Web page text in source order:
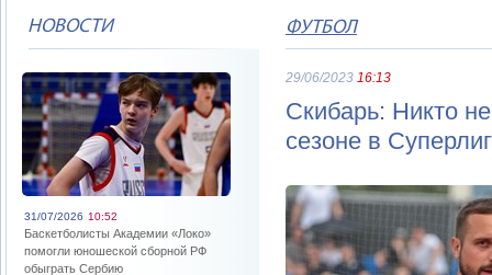
НОВОСТИ
31/07/2026 10:52
Баскетболисты Академии «Локо»
помогли юношеской сборной РФ
обыграть Сербию
ФУТБОЛ
29/06/2023 16:13
Скибарь: Никто
сезоне в